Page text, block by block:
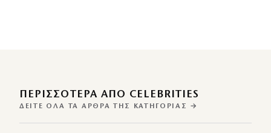
ΠΕΡΙΣΣΌΤΕΡΑ ΑΠΌ CELEBRITIES
ΔΕΊΤΕ ΌΛΑ ΤΑ ΆΡΘΡΑ ΤΗΣ ΚΑΤΗΓΟΡΊΑΣ →